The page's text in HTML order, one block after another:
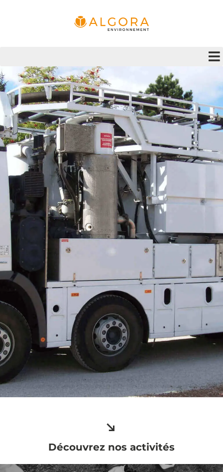
Algora Environnement
est spécialisée dans
Découvrez nos activités